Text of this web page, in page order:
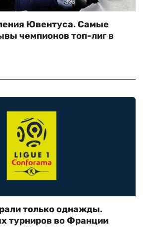
Ювентуса. Самые
чемпионов топ-лиг в
только однажды.
турниров во Франции